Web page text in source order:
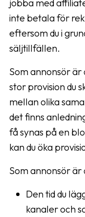
jobba med
inte betala för
eftersom du i
säljtillfällen.
Som annonsör
stor provision du
mellan olika
det finns
få synas på en
kan du öka
Som annonsör är
Den tid du
kanaler och